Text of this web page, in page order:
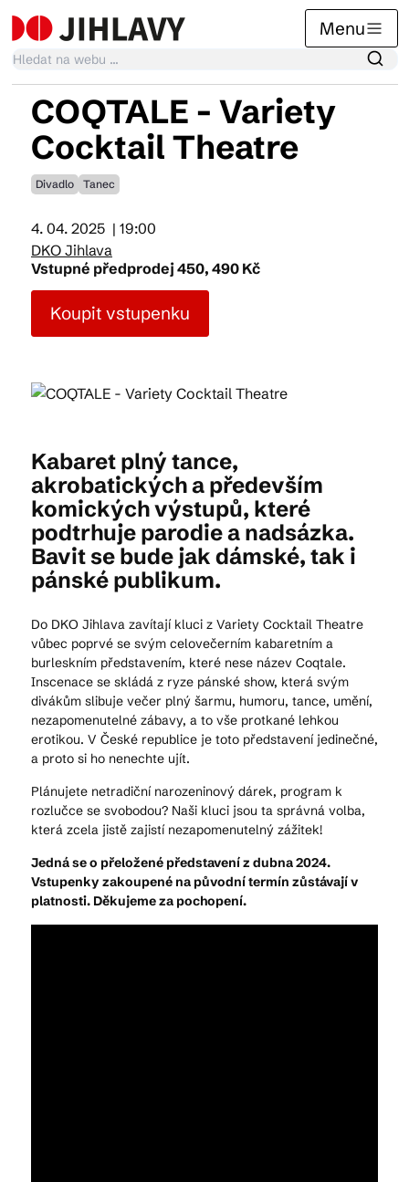
Menu
Kalendář akcí
Tradiční akce
Články
Suvenýry
Praktické info
Kam vyrazit
CS EN DE
© 2026 Brána Jihlavy
COQTALE - Variety
Cocktail Theatre
Divadlo Tanec
4. 04. 2025 | 19:00
DKO Jihlava
Vstupné předprodej 450, 490 Kč
Koupit vstupenku
Kabaret plný tance,
akrobatických a především
komických výstupů, které
podtrhuje parodie a nadsázka.
Bavit se bude jak dámské, tak i
pánské publikum.
Do DKO Jihlava zavítají kluci z Variety Cocktail Theatre
vůbec poprvé se svým celovečerním kabaretním a
burleskním představením, které nese název Coqtale.
Inscenace se skládá z ryze pánské show, která svým
divákům slibuje večer plný šarmu, humoru, tance, umění,
nezapomenutelné zábavy, a to vše protkané lehkou
erotikou. V České republice je toto představení jedinečné,
a proto si ho nenechte ujít.
Plánujete netradiční narozeninový dárek, program k
rozlučce se svobodou? Naši kluci jsou ta správná volba,
která zcela jistě zajistí nezapomenutelný zážitek!
Jedná se o přeložené představení z dubna 2024.
Vstupenky zakoupené na původní termín zůstávají v
platnosti. Děkujeme za pochopení.